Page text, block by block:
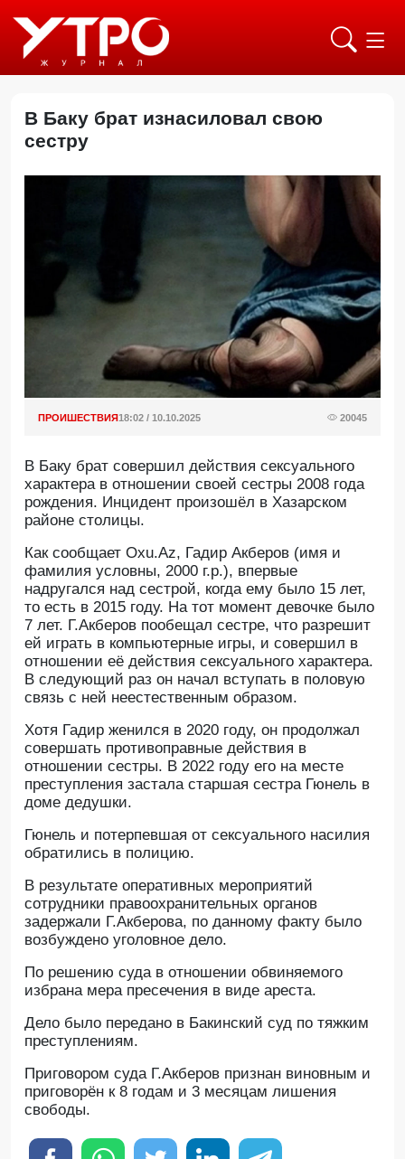
В Баку брат изнасиловал свою
сестру
ПРОИШЕСТВИЯ18:02 / 10.10.2025 20045
В Баку брат совершил действия сексуального
характера в отношении своей сестры 2008 года
рождения. Инцидент произошёл в Хазарском
районе столицы.
Как сообщает Oхu.Az, Гадир Акберов (имя и
фамилия условны, 2000 г.р.), впервые
надругался над сестрой, когда ему было 15 лет,
то есть в 2015 году. На тот момент девочке было
7 лет. Г.Акберов пообещал сестре, что разрешит
ей играть в компьютерные игры, и совершил в
отношении её действия сексуального характера.
В следующий раз он начал вступать в половую
связь с ней неестественным образом.
Хотя Гадир женился в 2020 году, он продолжал
совершать противоправные действия в
отношении сестры. В 2022 году его на месте
преступления застала старшая сестра Гюнель в
доме дедушки.
Гюнель и потерпевшая от сексуального насилия
обратились в полицию.
В результате оперативных мероприятий
сотрудники правоохранительных органов
задержали Г.Акберова, по данному факту было
возбуждено уголовное дело.
По решению суда в отношении обвиняемого
избрана мера пресечения в виде ареста.
Дело было передано в Бакинский суд по тяжким
преступлениям.
Приговором суда Г.Акберов признан виновным и
приговорён к 8 годам и 3 месяцам лишения
свободы.